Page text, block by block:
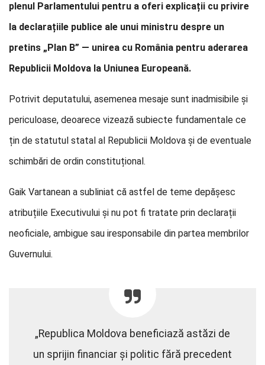
plenul Parlamentului pentru a oferi explicații cu privire
la declarațiile publice ale unui ministru despre un
pretins „Plan B” — unirea cu România pentru aderarea
Republicii Moldova la Uniunea Europeană.
Potrivit deputatului, asemenea mesaje sunt inadmisibile și
periculoase, deoarece vizează subiecte fundamentale ce
țin de statutul statal al Republicii Moldova și de eventuale
schimbări de ordin constituțional.
Gaik Vartanean a subliniat că astfel de teme depășesc
atribuțiile Executivului și nu pot fi tratate prin declarații
neoficiale, ambigue sau iresponsabile din partea membrilor
Guvernului.
„Republica Moldova beneficiază astăzi de
un sprijin financiar și politic fără precedent